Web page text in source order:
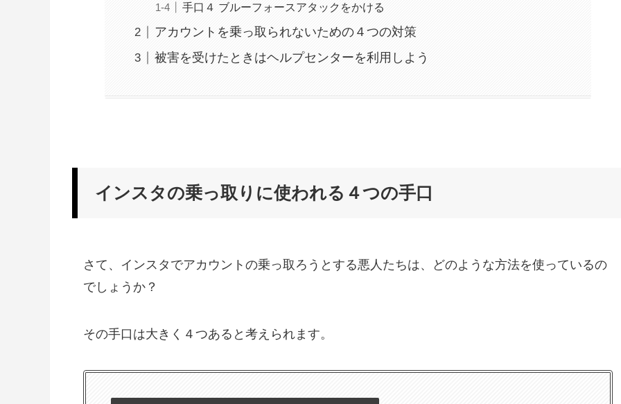
手口４ ブルーフォースアタックをかける
アカウントを乗っ取られないための４つの対策
被害を受けたときはヘルプセンターを利用しよう
インスタの乗っ取りに使われる４つの手口
さて、インスタでアカウントの乗っ取ろうとする悪人たちは、どのような方法を使っているの
でしょうか？
その手口は大きく４つあると考えられます。